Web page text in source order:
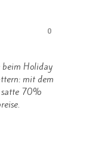
0
beim Holiday
mit dem
satte 70%